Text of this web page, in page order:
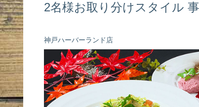
2名様お取り分けスタイル
神戸ハーバーランド店